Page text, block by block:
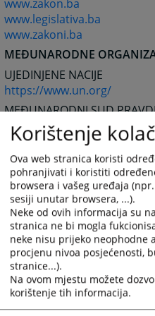
www.zakon.ba
www.legislativa.ba
www.zakoni.ba
MEĐUNARODNE
UJEDINJENE NACIJE
https://www.un.org/
MEĐUNARODNI SUD
https://www.icj-cij.org/
MEĐUNARODNI KRIVIČNI
https://www.un.org/icty/
MEĐUNARODNI KRIVIČNI
https://www.iccnow.org/
EVROPSKO PRAVO I
EVROPSKA UNIJA
https://europa.eu.int/
EVROPSKI SUD
https://curia.eu.int/en/
Korištenje
Ova web stranica koristi
pohranjivati i koristiti
browsera i vašeg uređaja
sesiji unutar browsera, ...).
Neke od ovih informacija su
stranica ne bi mogla
neke nisu prijeko neophodne
procjenu nivoa posjećenosti,
stranice...).
Na ovom mjestu možete
korištenje tih informacija.